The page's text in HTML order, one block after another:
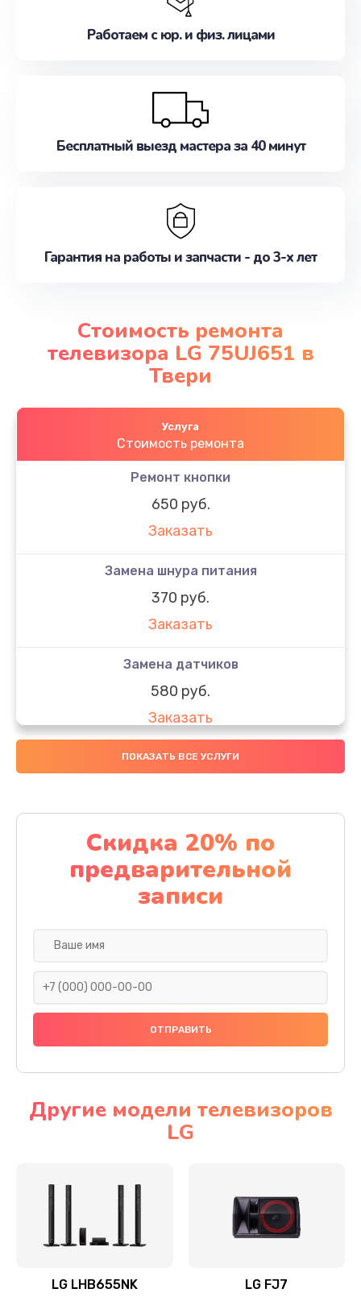
Работаем с юр. и физ. лицами
Бесплатный выезд мастера за 40 минут
Гарантия на работы и запчасти - до 3-х лет
Стоимость ремонта
телевизора LG 75UJ651 в
Твери
Услуга
Стоимость ремонта
Ремонт кнопки
650 руб.
Заказать
Замена шнура питания
370 руб.
Заказать
Замена датчиков
580 руб.
Заказать
Комплексная чистка
Заказать
Замена дисплея (экрана)
2000 руб.
Заказать
Ремонт платы электроники
Прошивка
Ремонт механики привода
Ремонт / замена кнопок, клавиш, индикаторов,
ПОКАЗАТЬ ВСЕ УСЛУГИ
Скидка 20% по
предварительной
записи
Другие модели телевизоров
LG
LG LHB655NK LG FJ7